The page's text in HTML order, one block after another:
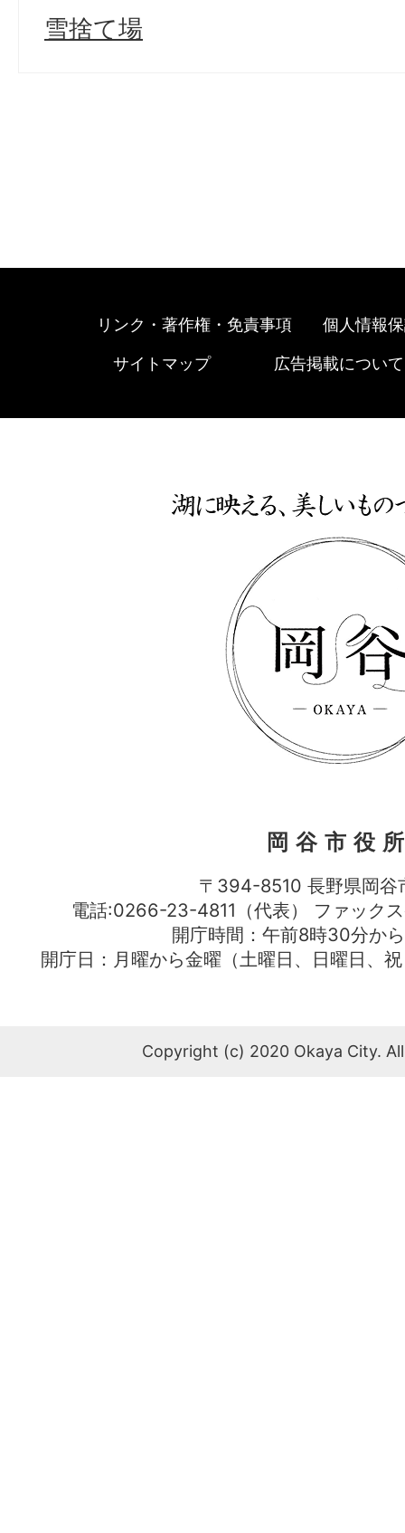
雪捨て場
リンク・著作権・免責事項 個人情報
サイトマップ 広告掲載について
岡谷市役
〒394-8510 長野県岡谷
電話:0266-23-4811（代表） ファッ
開庁時間：午前8時30分か
開庁日：月曜から金曜（土曜日、日曜日、
Copyright (c) 2020 Okaya City.